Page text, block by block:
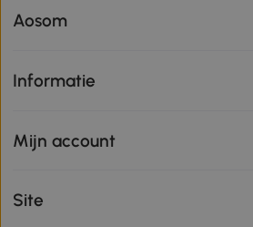
Aosom
Informatie
Mijn account
Site